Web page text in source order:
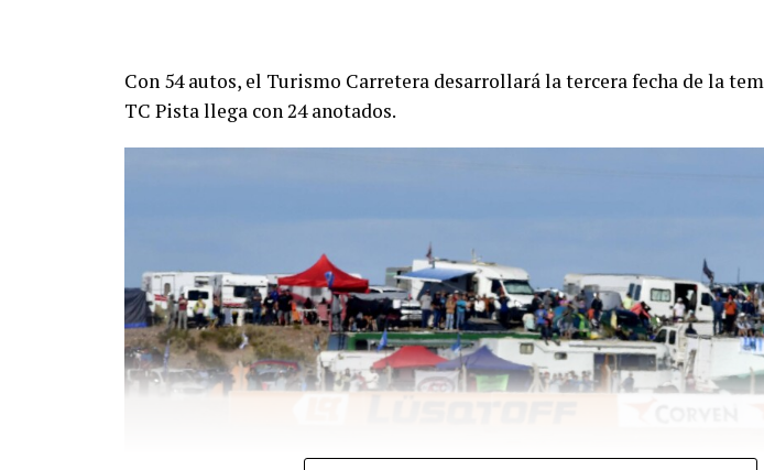
Con 54 autos, el Turismo Carretera desarrollará la tercera fecha de la
TC Pista llega con 24 anotados.